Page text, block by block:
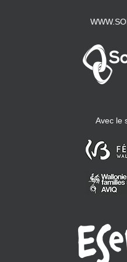
Avec le